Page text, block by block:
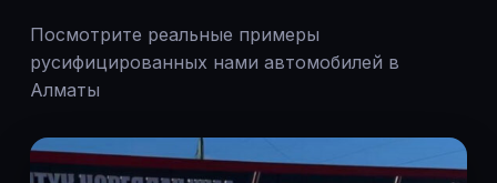
Посмотрите реальные примеры
русифицированных нами автомобилей в
Алматы